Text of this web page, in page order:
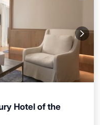
Hotel of the